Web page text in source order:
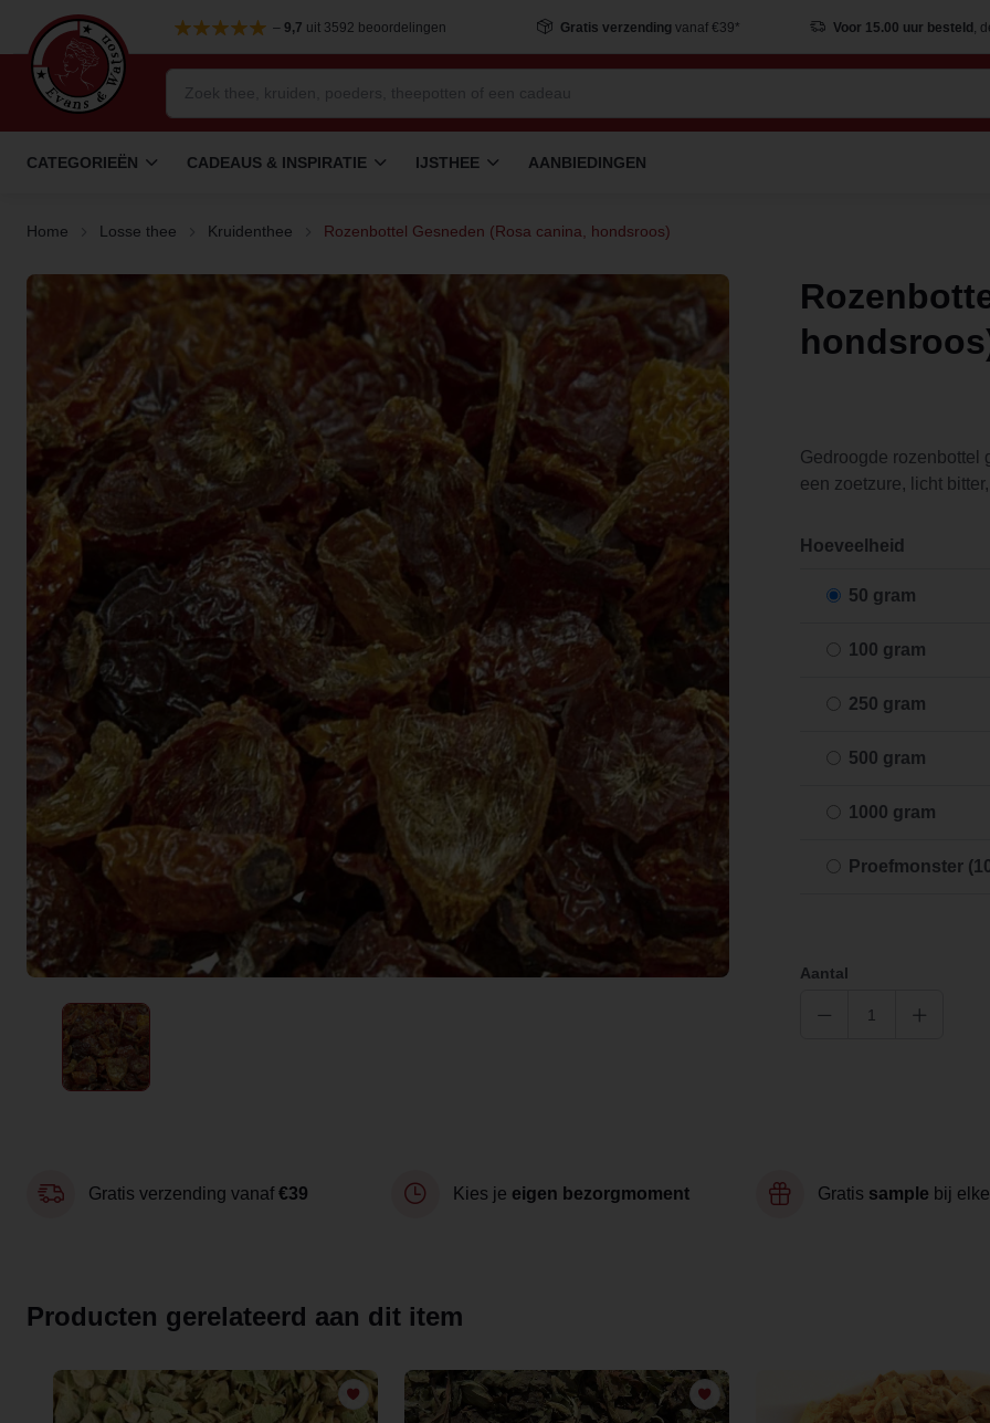
– 9,7 uit 3592 beoordelingen Gratis verzending vanaf €39* Voor 15.00 uur besteld ,
CATEGORIEËN CADEAUS & INSPIRATIE IJSTHEE AANBIEDINGEN
Home Losse thee Kruidenthee Rozenbottel Gesneden (Rosa canina, hondsroos)
Gedroogde rozenbottel
een zoetzure, licht
Hoeveelheid
50 gram
100 gram
250 gram
500 gram
1000 gram
Proefmonster
Aantal
Gratis verzending vanaf €39 Kies je eigen bezorgmoment Gratis sample bij
Producten gerelateerd aan dit item